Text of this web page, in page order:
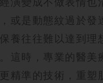
或是動態紋過於發
養往往難以達到理
這時，專業的醫美
精準的技術，重塑